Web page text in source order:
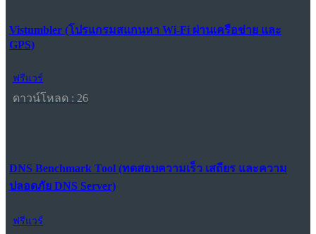
Vistumbler (โปรแกรมสแกนหา Wi-Fi ผ่านเครือข่าย และ
GPS)
ฟรีแวร์
ดาวน์โหลด : 26
DNS Benchmark Tool (ทดสอบความเร็ว เสถียร และความ
ปลอดภัย DNS Server)
ฟรีแวร์